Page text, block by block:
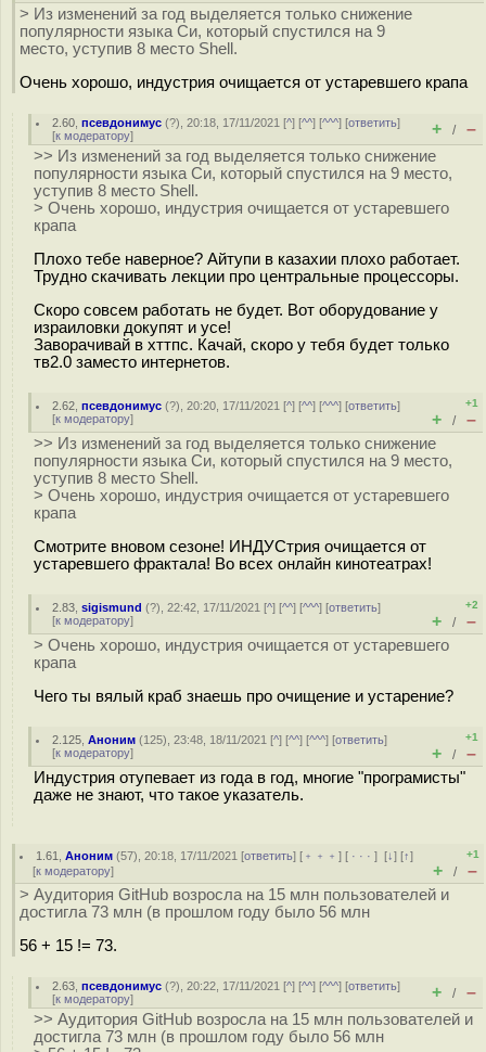
> Из изменений за год выделяется только снижение
популярности языка Си, который спустился на 9
место, уступив 8 место Shell.
Очень хорошо, индустрия очищается от устаревшего крапа
2.60 ,псевдонимус (?), 20:18, 17/11/2021 [^] [^^] [^^^] [ответить]
[к модератору] + / –
>> Из изменений за год выделяется только снижение
популярности языка Си, который спустился на 9 место,
уступив 8 место Shell.
> Очень хорошо, индустрия очищается от устаревшего
крапа
Плохо тебе наверное? Айтупи в казахии плохо работает.
Трудно скачивать лекции про центральные процессоры.
Скоро совсем работать не будет. Вот оборудование у
израиловки докупят и усе!
Заворачивай в хттпс. Качай, скоро у тебя будет только
тв2.0 заместо интернетов.
2.62 ,псевдонимус (?), 20:20, 17/11/2021 [^] [^^] [^^^] [ответить]
[к модератору]
+1
+ / –
>> Из изменений за год выделяется только снижение
популярности языка Си, который спустился на 9 место,
уступив 8 место Shell.
> Очень хорошо, индустрия очищается от устаревшего
крапа
Смотрите вновом сезоне! ИНДУСтрия очищается от
устаревшего фрактала! Во всех онлайн кинотеатрах!
2.83 ,sigismund (?), 22:42, 17/11/2021 [^] [^^] [^^^] [ответить]
[к модератору]
+2
+ / –
> Очень хорошо, индустрия очищается от устаревшего
крапа
Чего ты вялый краб знаешь про очищение и устарение?
2.125 ,Аноним (125), 23:48, 18/11/2021 [^] [^^] [^^^] [ответить]
[к модератору]
+1
+ / –
Индустрия отупевает из года в год, многие "програмисты"
даже не знают, что такое указатель.
1.61 ,Аноним (57), 20:18, 17/11/2021 [ответить] [ ﹢﹢﹢] [ · · ·][↓] [↑]
[к модератору]
+1
+ / –
> Аудитория GitHub возросла на 15 млн пользователей и
достигла 73 млн (в прошлом году было 56 млн
56 + 15 != 73.
2.63 ,псевдонимус (?), 20:22, 17/11/2021 [^] [^^] [^^^] [ответить]
[к модератору] + / –
>> Аудитория GitHub возросла на 15 млн пользователей и
достигла 73 млн (в прошлом году было 56 млн